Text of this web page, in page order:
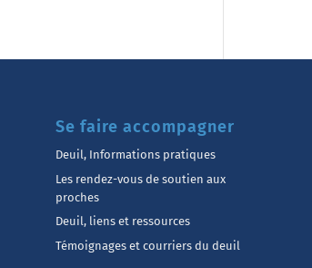
Se faire accompagner
Deuil, Informations pratiques
Les rendez-vous de soutien aux
proches
Deuil, liens et ressources
Témoignages et courriers du deuil